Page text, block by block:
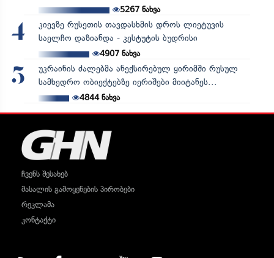
5267ნახვა
4
კიევზე რუსეთის თავდასხმის დროს ლიეტუვის
საელჩო დაზიანდა - კესტუტის ბუდრისი
4907ნახვა
5
უკრაინის ძალებმა ანექსირებულ ყირიმში რუსულ
სამხედრო ობიექტებზე იერიშები მიიტანეს...
4844ნახვა
ჩვენს შესახებ
მასალის გამოყენების პირობები
რეკლამა
კონტაქტი